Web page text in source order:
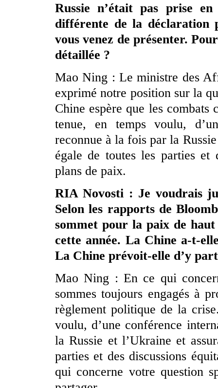
Russie n’était pas prise
différente de la déclaration
vous venez de présenter.
détaillée ?
Mao Ning : Le ministre des
exprimé notre position sur la
Chine espère que les combats
tenue, en temps voulu,
reconnue à la fois par la
égale de toutes les parties et
plans de paix.
RIA Novosti : Je voudrais
Selon les rapports de
sommet pour la paix de
cette année. La Chine a-t-
La Chine prévoit-elle d’y
Mao Ning : En ce qui
sommes toujours engagés à
règlement politique de la
voulu, d’une conférence
la Russie et l’Ukraine et
parties et des discussions
qui concerne votre question